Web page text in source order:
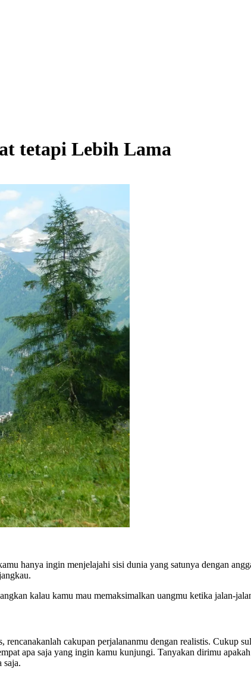
tetapi Lebih Lama
hanya ingin menjelajahi sisi dunia yang satunya dengan
kalau kamu mau memaksimalkan uangmu ketika jalan-
cakupan perjalananmu dengan realistis. Cukup
apa saja yang ingin kamu kunjungi. Tanyakan dirimu
saja.